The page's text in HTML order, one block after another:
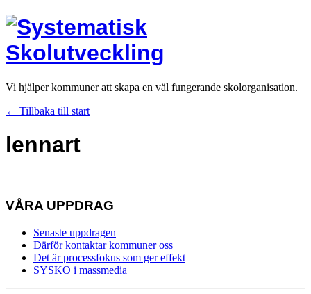
Vi hjälper kommuner att skapa en väl fungerande skolorganisation.
← Tillbaka till start
lennart
VÅRA UPPDRAG
Senaste uppdragen
Därför kontaktar kommuner oss
Det är processfokus som ger effekt
SYSKO i massmedia